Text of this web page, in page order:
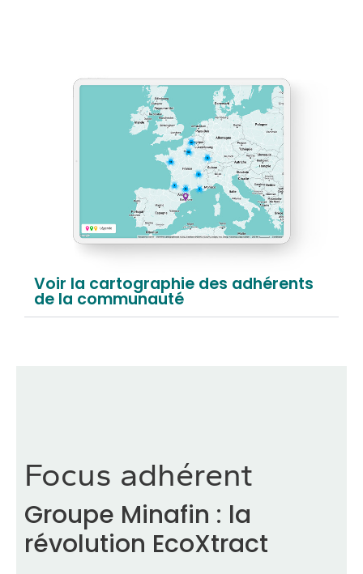
Voir la cartographie des adhérents
de la communauté
Focus adhérent
Groupe Minafin : la
révolution EcoXtract